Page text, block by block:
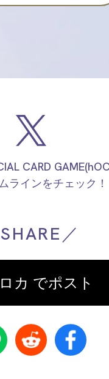
CARD
ラインをチェック！
／
カ でポスト